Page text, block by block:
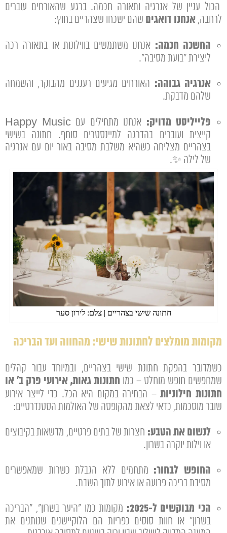
הכול עניין של אנרגיה ותאורה חכמה. ברגע שהאורחים עוברים
לרחבה, אנחנו דואגים שהם ישכחו שצהריים בחוץ:
החשכה חכמה: אנחנו משתמשים בווילונות או בתאורה רכה
ליצירת "בועת מסיבה".
אנרגיה גבוהה: האורחים מגיעים רעננים מהבוקר, והשמחה
שלהם מדבקת.
פלייליסט מדויק:
אנחנו מתחילים עם Happy Music
קייצית ועוברים בהדרגה למיינסטרים סוחף. חתונה בשישי
בצהריים מצליחה כשהיא משלבת מסיבה באור יום עם אנרגיה
של לילה ✨.
חתונה שישי בצהריים | צלם: לירון סער
מקומות מומלצים לחתונות שישי: מהחווה ועד הבריכה
כשמדובר בהפקת חתונת שישי בצהריים, ובמיוחד עבור קהלים
שמחפשים חופש מוחלט – כמו חתונות גאות, אירועי פרק ב' או
חתונות חילוניות– הבחירה במקום היא הכל. כדי לייצר אירוע
שובר מוסכמות, כדאי לצאת מהקופסה של האולמות הסטנדרטיים:
לנשום את הטבע: חצרות של בתים פרטיים, מדשאות בקיבוצים
או וילות יוקרה בשרון.
החופש לבחור: מתחמים ללא הגבלת כשרות שמאפשרים
מסיבת בריכה פרועה או אירוע לתוך השבת.
הכי מבוקשים ל-2025:
מקומות כמו "היער בשרון", "הבריכה
בשרון" או חוות סוסים כפריות הם הלוקיישנים שנותנים את